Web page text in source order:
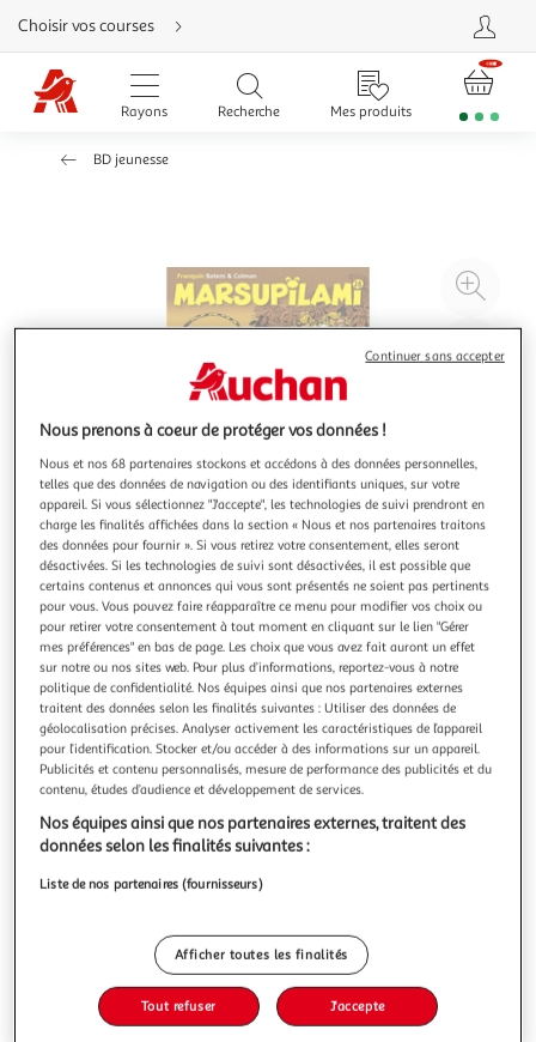
Aller
directement
au
contenu
Aller
directement
Aller
d'aide
Choisir vos courses
Rayons Recherche Mes produits
BD jeunesse
à
MARSUPILAMI TOME 28 : BIBA, Colman
Pas évident de survivre dans la jungle palombienne quand
on est toute seule pour se débrouiller au milieu des
serpents sournois, des oiseaux mauvais coucheurs et des
alligators voraces. Sans compter le pire prédateur de tous
(et le plus bête) : le braconnier. Biba, jolie petite
marsupilamie, en sait
En savoir +
Vous voulez connaître le prix de ce produit ?
Afficher le prix
Caractéristiques
Nous prenons à coeur de protéger vos données !
Nous et nos 68 partenaires stockons et accédons à des données personnelles,
telles que des données de navigation ou des identifiants uniques, sur votre
appareil. Si vous sélectionnez "J'accepte", les technologies de suivi prendront en
charge les finalités affichées dans la section « Nous et nos partenaires traitons
des données pour fournir ». Si vous retirez votre consentement, elles seront
désactivées. Si les technologies de suivi sont désactivées, il est possible que
certains contenus et annonces qui vous sont présentés ne soient pas pertinents
pour vous. Vous pouvez faire réapparaître ce menu pour modifier vos choix ou
pour retirer votre consentement à tout moment en cliquant sur le lien "Gérer
mes préférences" en bas de page. Les choix que vous avez fait auront un effet
sur notre ou nos sites web. Pour plus d’informations, reportez-vous à notre
politique de confidentialité. Nos équipes ainsi que nos partenaires externes
traitent des données selon les finalités suivantes : Utiliser des données de
géolocalisation précises. Analyser activement les caractéristiques de l’appareil
pour l’identification. Stocker et/ou accéder à des informations sur un appareil.
Publicités et contenu personnalisés, mesure de performance des publicités et du
contenu, études d’audience et développement de services.
Nos équipes ainsi que nos partenaires externes, traitent des
données selon les finalités suivantes :
Liste de nos partenaires (fournisseurs)
Afficher toutes les finalités
Tout refuser J'accepte
Continuer sans accepter